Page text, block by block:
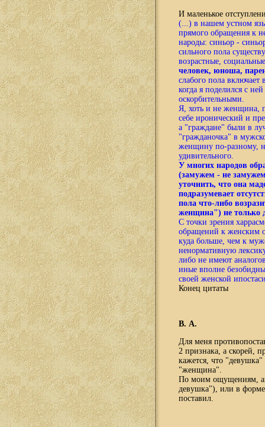
И маленькое
(...) в нашем устном
прямого обращения к
народы: синьор -
сильного пола
возрастные,
человек, юноша,
слабого пола включает
когда я поделился с
оскорбительными.
Я, хоть и не женщина,
себе иронический и
а "граждане" были в
"гражданочка" в
женщину по-разному,
удивительного.
У многих народов
(замужем - не
уточнить, что она
подразумевает
пола что-либо
женщина") не только
С точки зрения
обращений к женским
куда больше, чем к
ненормативную
либо не имеют
иные вполне
своей женской
Конец цитаты
В. А.
Для меня
2 признака, а скорей,
кажется, что
"женщина".
По моим ощущениям,
девушка"), или в форме
поставил.